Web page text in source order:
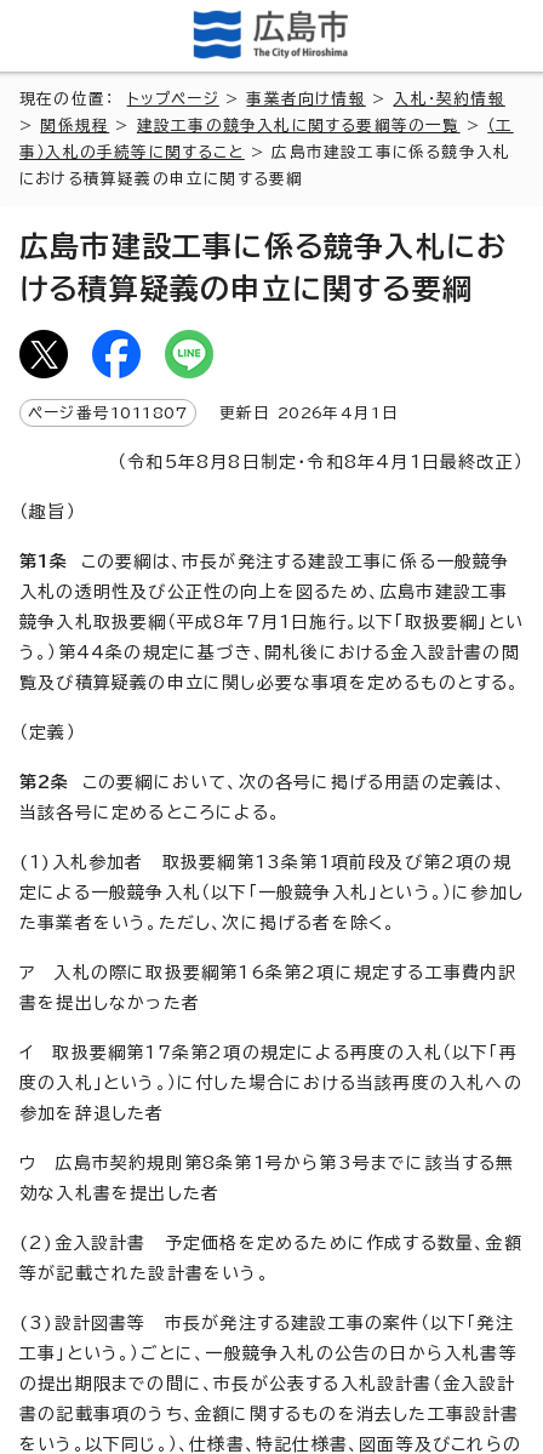
現在の位置： トップページ >事業者向け情報 >
入札・契約情報
>
関係規程 > 建設工事の競争入札に関する要綱等の一覧 >
（工
事）入札の手続等に関すること
> 広島市建設工事に係る競争入札
における積算疑義の申立に関する要綱
広島市建設工事に係る競争入札にお
ける積算疑義の申立に関する要綱
ページ番号 1011807 更新日 2026年4月1日
（令和5年8月8日制定・令和8年4月1日最終改正）
（趣旨）
第1条
この要綱は、市長が発注する建設工事に係る一般競争
入札の透明性及び公正性の向上を図るため、広島市建設工事
競争入札取扱要綱（平成8年7月1日施行。以下「取扱要綱」とい
う。）第44条の規定に基づき、開札後における金入設計書の閲
覧及び積算疑義の申立に関し必要な事項を定めるものとする。
（定義）
第2条
この要綱において、次の各号に掲げる用語の定義は、
当該各号に定めるところによる。
(1)入札参加者 取扱要綱第13条第1項前段及び第2項の規
定による一般競争入札（以下「一般競争入札」という。）に参加し
た事業者をいう。ただし、次に掲げる者を除く。
ア 入札の際に取扱要綱第16条第2項に規定する工事費内訳
書を提出しなかった者
イ 取扱要綱第17条第2項の規定による再度の入札（以下「再
度の入札」という。）に付した場合における当該再度の入札への
参加を辞退した者
ウ 広島市契約規則第8条第1号から第3号までに該当する無
効な入札書を提出した者
(2)金入設計書 予定価格を定めるために作成する数量、金額
等が記載された設計書をいう。
(3)設計図書等 市長が発注する建設工事の案件（以下「発注
工事」という。）ごとに、一般競争入札の公告の日から入札書等
の提出期限までの間に、市長が公表する入札設計書（金入設計
書の記載事項のうち、金額に関するものを消去した工事設計書
をいう。以下同じ。）、仕様書、特記仕様書、図面等及びこれらの